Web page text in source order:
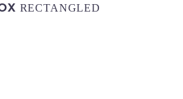
RECTANGLED